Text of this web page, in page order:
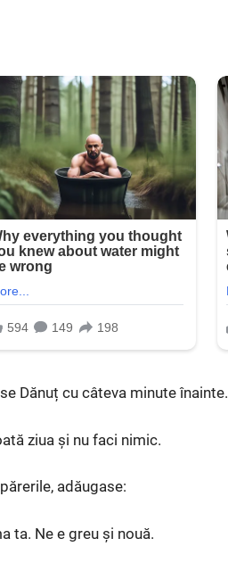
Dănuț cu câteva minute înainte.
ziua și nu faci nimic.
adăugase:
ta. Ne e greu și nouă.